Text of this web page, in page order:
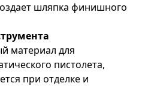
шляпка финишного
материал для
пистолета,
при отделке и